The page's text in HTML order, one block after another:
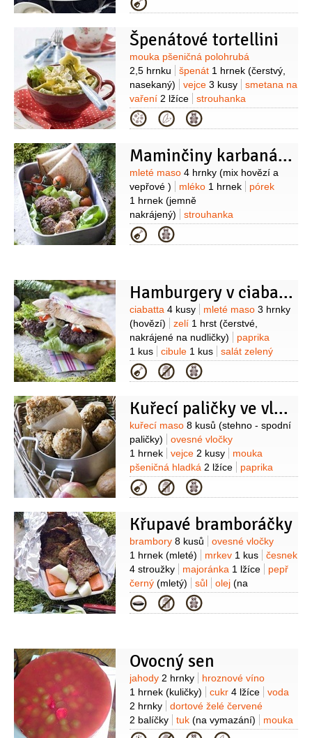
(prášková) Na salát: čočka
(mletý)
sůl1 špetka
šťáva citronová
2 lžíce
olej olivový 2 lžíce
červená
4 lžíce
řepa červená
kusu (malá) mrkev
1 kus
(karotka)
cibulka jarní 1 kus
omáčku: sůl1 špetka
smetana
zakysaná1 kelímek
strouhaný)
pepř černý 1 špetka
(mletý)
Špenátové tortellini
Suroviny
mouka pšeničná polohrubá
2,5 hrnku
špenát 1 hrnek (čerstvý,
nasekaný)
vejce 3 kusy
smetana na
vaření 2 lžíce
strouhanka
2 lžíce
olej olivový
1 stroužek
sůl
mouka pšeničná
Kategorie
Maminčiny karbanátky
Suroviny
mleté maso 4 hrnky (mix hovězí a
vepřové )
mléko 1 hrnek
pórek
1 hrnek (jemně
nakrájený)
strouhanka
1 hrnek
houska
1 kus
muškátový květ
paprika
Kategorie
Hamburgery v ciabattě
Suroviny
ciabatta 4 kusy mleté maso 3 hrnky
(hovězí)
zelí 1 hrst (čerstvé,
nakrájené na nudličky)
paprika
1 kus
cibule 1 kus
salát zelený
8 listů
pepř černý
(na osmažení)
Kategorie
Kuřecí paličky ve vločkové krustě
Suroviny
kuřecí maso 8 kusů (stehno - spodní
paličky)
ovesné vločky
1 hrnek
vejce 2 kusy
mouka
pšeničná hladká 2 lžíce
paprika
pálivá 1 lžička (mletá)
1 lžička (mletá) sůl olej(na
Kategorie
Křupavé bramboráčky
Suroviny
brambory 8 kusů
ovesné vločky
1 hrnek (mleté) mrkev 1 kus
česnek
4 stroužky
majoránka 1 lžíce
pepř
černý (mletý) sůl olej (na
osmažení)
Kategorie
Ovocný sen
Suroviny
jahody 2 hrnky
hroznové víno
1 hrnek (kuličky) cukr 4 lžíce
voda
2 hrnky
dortové želé červené
2 balíčky
tuk (na vymazání)
mouka
pšeničná hrubá(na vysypání)